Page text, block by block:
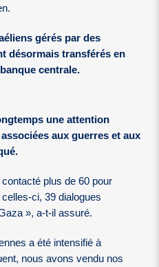
gérés par des
désormais transférés en
centrale.
une attention
aux guerres et aux
plus de 60 pour
ci, 39 dialogues
», a-t-il assuré.
a été intensifié à
nous avons vendu nos